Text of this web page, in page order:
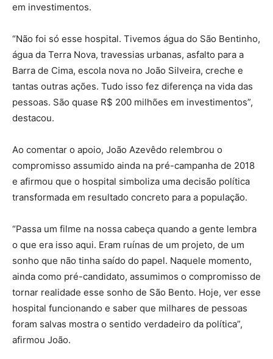
em investimentos.
“Não foi só esse hospital. Tivemos água do São Bentinho,
água da Terra Nova, travessias urbanas, asfalto para a
Barra de Cima, escola nova no João Silveira, creche e
tantas outras ações. Tudo isso fez diferença na vida das
pessoas. São quase R$ 200 milhões em investimentos”,
destacou.
Ao comentar o apoio, João Azevêdo relembrou o
compromisso assumido ainda na pré-campanha de 2018
e afirmou que o hospital simboliza uma decisão política
transformada em resultado concreto para a população.
“Passa um filme na nossa cabeça quando a gente lembra
o que era isso aqui. Eram ruínas de um projeto, de um
sonho que não tinha saído do papel. Naquele momento,
ainda como pré-candidato, assumimos o compromisso de
tornar realidade esse sonho de São Bento. Hoje, ver esse
hospital funcionando e saber que milhares de pessoas
foram salvas mostra o sentido verdadeiro da política”,
afirmou João.